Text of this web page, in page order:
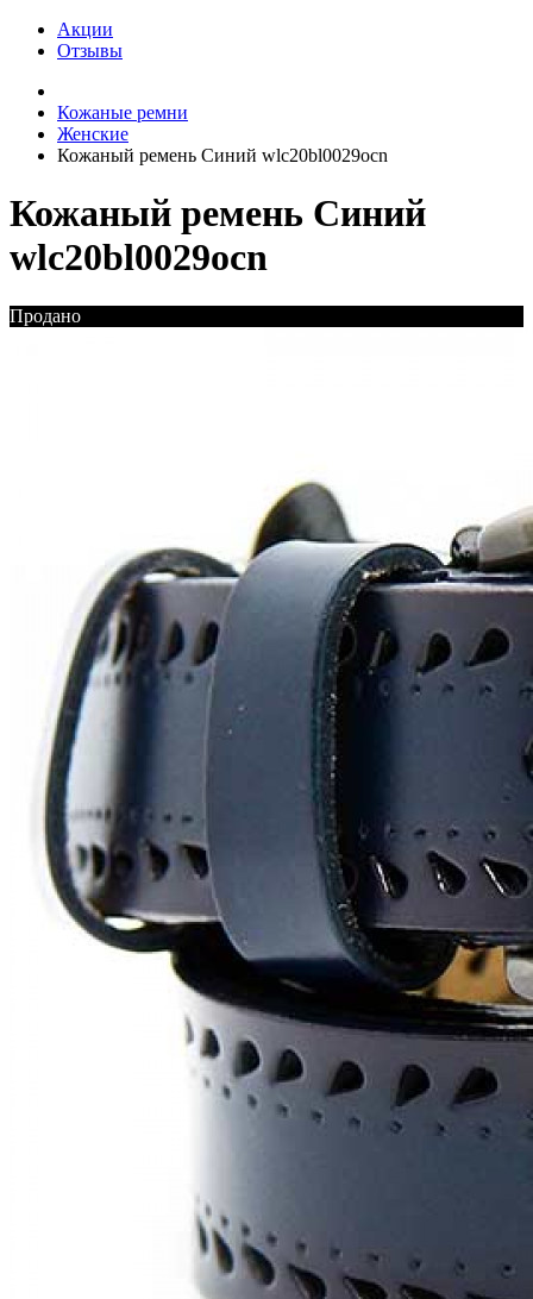
Акции
Отзывы
Кожаные ремни
Женские
Кожаный ремень Синий wlc20bl0029ocn
Кожаный ремень Синий
wlc20bl0029ocn
Продано